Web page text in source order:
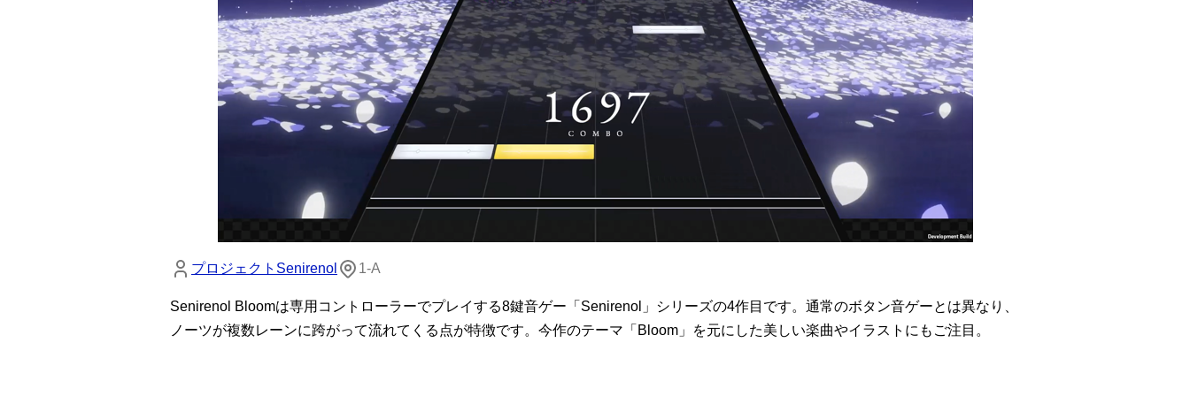
プロジェクトSenirenol 1-A
Senirenol Bloomは専用コントローラーでプレイする8鍵音ゲー「Senirenol」シリーズの4作目です。通常のボタン音ゲーとは異なり、
ノーツが複数レーンに跨がって流れてくる点が特徴です。今作のテーマ「Bloom」を元にした美しい楽曲やイラストにもご注目。